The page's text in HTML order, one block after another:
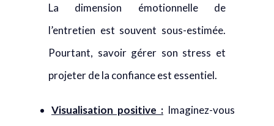
La dimension émotionnelle de
l’entretien est souvent sous-estimée.
Pourtant, savoir gérer son stress et
projeter de la confiance est essentiel.
Visualisation positive : Imaginez-vous